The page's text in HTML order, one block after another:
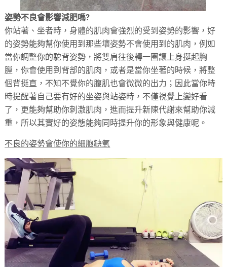
姿勢不良會影響減肥嗎?
你站著、坐者時，身體的肌肉會強烈的受到姿勢的影響，好
的姿勢能夠幫你使用到那些壞姿勢不會使用到的肌肉，例如
當你調整你的駝背姿勢，將雙肩往後轉一圈讓上身挺起胸
膛，你會使用到背部的肌肉，或者是當你坐著的時候，將整
個背挺直，不知不覺你的腹肌也會微微的出力；因此當你時
時提醒著自己要有好的坐姿與站姿時，不僅視覺上變好看
了，更能夠幫助你刺激肌肉，進而提升新陳代謝來幫助你減
重，所以其實好的姿態能夠同時提升你的形象與健康呢。
不良的姿勢會使你的細胞缺氧